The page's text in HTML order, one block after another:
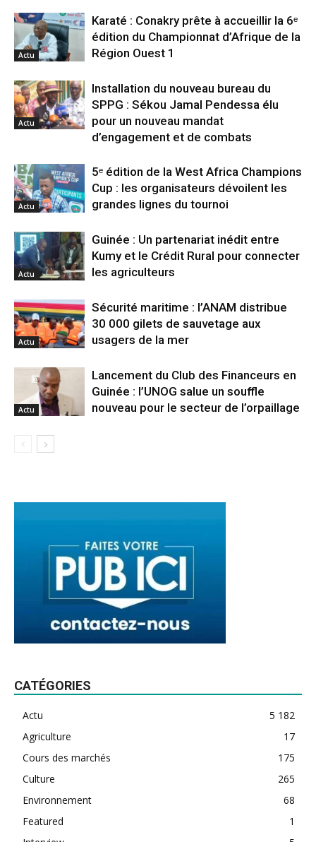
Actu
Karaté : Conakry prête à accueillir la 6ᵉ
édition du Championnat d’Afrique de la
Région Ouest 1
Actu
Installation du nouveau bureau du
SPPG : Sékou Jamal Pendessa élu
pour un nouveau mandat
d’engagement et de combats
Actu
5ᵉ édition de la West Africa Champions
Cup : les organisateurs dévoilent les
grandes lignes du tournoi
Actu
Guinée : Un partenariat inédit entre
Kumy et le Crédit Rural pour connecter
les agriculteurs
Actu
Sécurité maritime : l’ANAM distribue
30 000 gilets de sauvetage aux
usagers de la mer
Actu
Lancement du Club des Financeurs en
Guinée : l’UNOG salue un souffle
nouveau pour le secteur de l’orpaillage
CATÉGORIES
Actu
5 182
Agriculture
17
Cours des marchés
175
Culture
265
Environnement
68
Featured
1